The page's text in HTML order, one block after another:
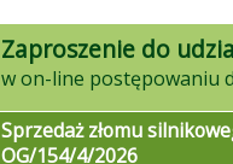
Zaproszenie do
Sprzedaż złomu
OG/154/4/2026